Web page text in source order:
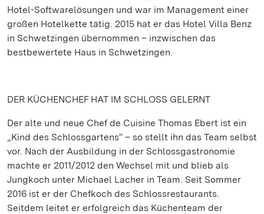
Hotel-Softwarelösungen und war im Management einer
großen Hotelkette tätig. 2015 hat er das Hotel Villa Benz
in Schwetzingen übernommen – inzwischen das
bestbewertete Haus in Schwetzingen.
DER KÜCHENCHEF HAT IM SCHLOSS GELERNT
Der alte und neue Chef de Cuisine Thomas Ebert ist ein
„Kind des Schlossgartens“ – so stellt ihn das Team selbst
vor. Nach der Ausbildung in der Schlossgastronomie
machte er 2011/2012 den Wechsel mit und blieb als
Jungkoch unter Michael Lacher in Team. Seit Sommer
2016 ist er der Chefkoch des Schlossrestaurants.
Seitdem leitet er erfolgreich das Küchenteam der